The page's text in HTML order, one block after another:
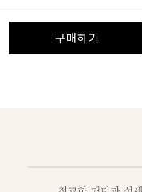
구매하기